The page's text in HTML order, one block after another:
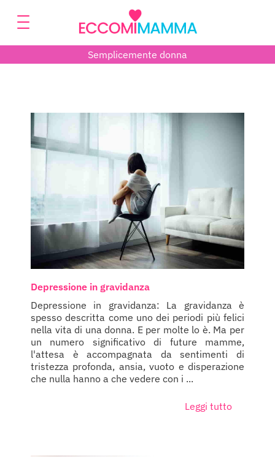
Semplicemente donna
Depressione in gravidanza
Depressione in gravidanza: La gravidanza è
spesso descritta come uno dei periodi più felici
nella vita di una donna. E per molte lo è. Ma per
un numero significativo di future mamme,
l'attesa è accompagnata da sentimenti di
tristezza profonda, ansia, vuoto e disperazione
che nulla hanno a che vedere con i ...
Leggi tutto